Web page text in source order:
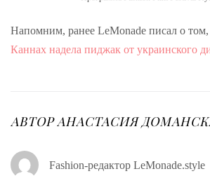
Напомним, ранее LeMonade писал о том,
Каннах надела пиджак от украинского
АВТОРАНАСТАСИЯ
Fashion-редактор LeMonade.style